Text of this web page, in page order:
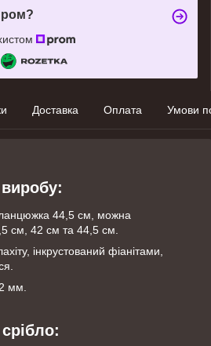
Доставка Оплата Умови
44,5 см, можна
см, 42 см та 44,5 см.
інкрустований фіанітами,
мм.